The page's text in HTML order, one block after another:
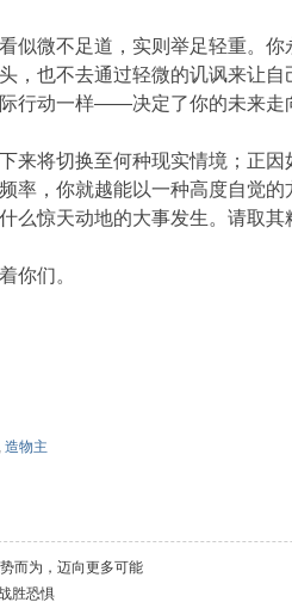
似微不足道，实则举足轻重。
，也不去通过轻微的讥讽来让
动一样——决定了你的未来走
来将切换至何种现实情境；正
率，你就越能以一种高度自觉
么惊天动地的大事发生。请取
你们。
,造物主
而为，迈向更多可能
胜恐惧